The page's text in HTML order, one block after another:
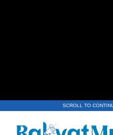
SCROLL TO